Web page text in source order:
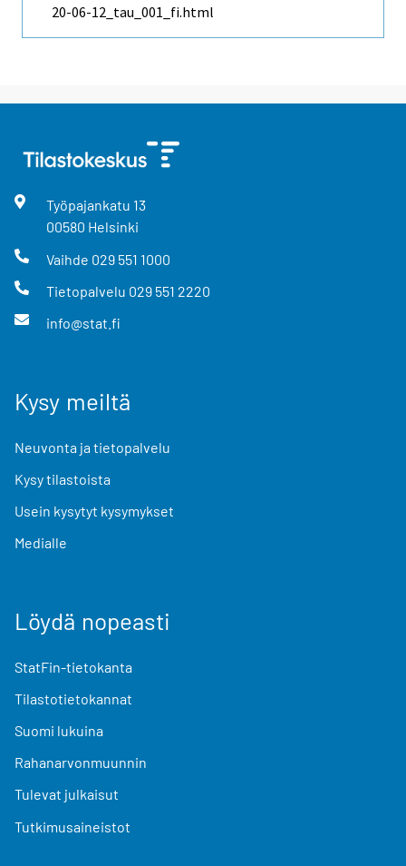
20-06-12_tau_001_fi.html
Työpajankatu 13
00580 Helsinki
Vaihde 029 551 1000
Tietopalvelu 029 551 2220
info@stat.fi
Kysy meiltä
Neuvonta ja tietopalvelu
Kysy tilastoista
Usein kysytyt kysymykset
Medialle
Löydä nopeasti
StatFin-tietokanta
Tilastotietokannat
Suomi lukuina
Rahanarvonmuunnin
Tulevat julkaisut
Tutkimusaineistot